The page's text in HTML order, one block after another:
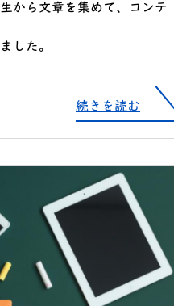
から文章を集めて、コンテ
した。
続きを読む